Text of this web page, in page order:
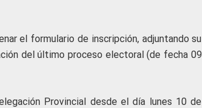
el formulario de inscripción, adjuntando su
del último proceso electoral (de fecha 09
Provincial desde el día lunes 10 de